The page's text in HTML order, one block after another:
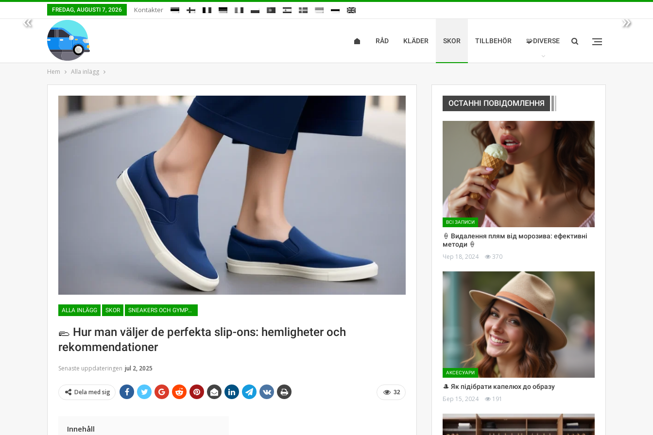
« »
FREDAG, AUGUSTI 7, 2026 Kontakter
RÅD KLÄDER SKOR TILLBEHÖR 🧩DIVERSE
Hem Alla inlägg
ALLA INLÄGG SKOR SNEAKERS OCH GYMPASKOR
🥿 Hur man väljer de perfekta slip-ons: hemligheter och
rekommendationer
Senaste uppdateringen jul 2, 2025
32
Dela med sig
Innehåll
ОСТАННІ ПОВІДОМЛЕННЯ
ВСІ ЗАПИСИ
🍦 Видалення плям від морозива: ефективні
методи 🍦
Чер 18, 2024 370
АКСЕСУАРИ
🎩 Як підібрати капелюх до образу
Бер 15, 2024 191